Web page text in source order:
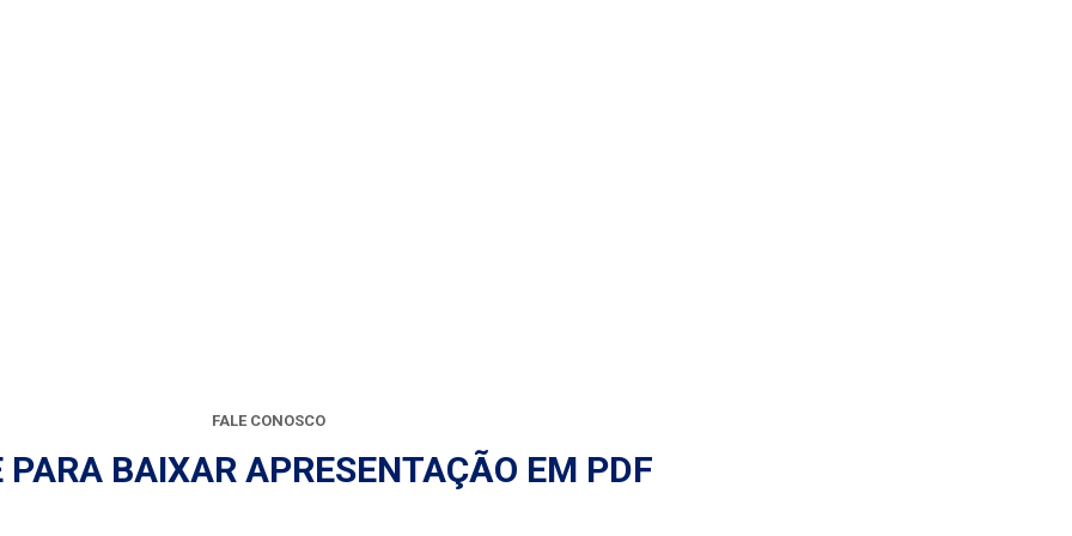
FALE CONOSCO
PARA BAIXAR APRESENTAÇÃO EM PDF